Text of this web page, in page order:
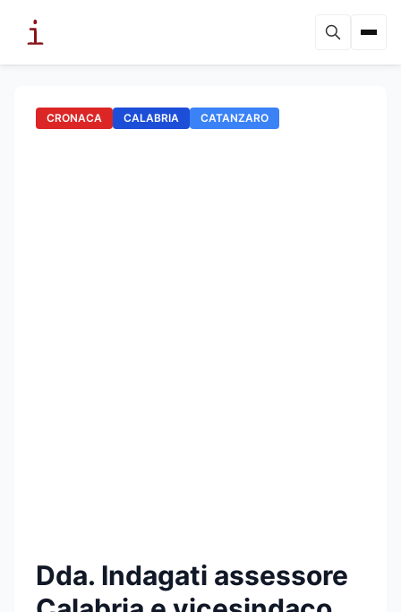
CRONACA CALABRIA CATANZARO
Dda. Indagati assessore